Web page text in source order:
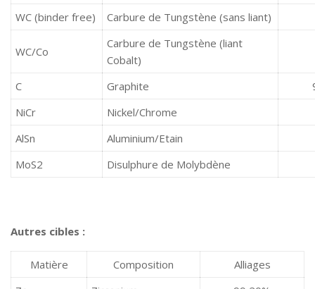
WC (binder free) Carbure de Tungstène (sans liant)
WC/Co
Carbure de Tungstène (liant
Cobalt)
C
Graphite
NiCr
Nickel/Chrome
AlSn
Aluminium/Etain
MoS2
Disulphure de Molybdène
Autres cibles :
Matière Composition
Alliages